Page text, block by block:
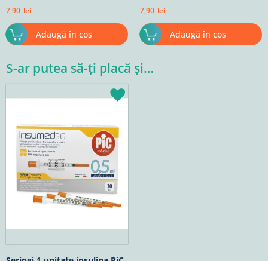
7,90 lei
Adaugă în coș
7,90 lei
Adaugă în coș
S-ar putea să-ți placă și…